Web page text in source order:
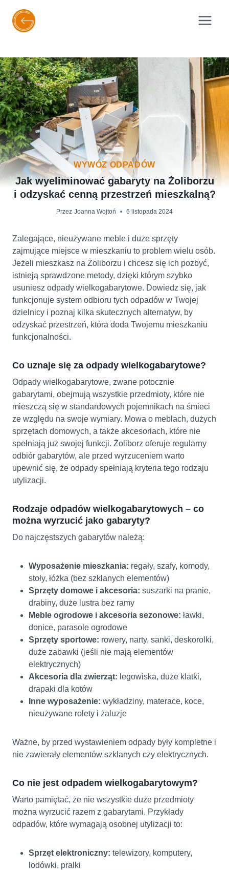
treści
WYWÓZ ODPADÓW
Jak wyeliminować gabaryty na Żoliborzu
i odzyskać cenną przestrzeń mieszkalną?
Przez Joanna Wojtoń 6 listopada 2024
Zalegające, nieużywane meble i duże sprzęty
zajmujące miejsce w mieszkaniu to problem wielu osób.
Jeżeli mieszkasz na Żoliborzu i chcesz się ich pozbyć,
istnieją sprawdzone metody, dzięki którym szybko
usuniesz odpady wielkogabarytowe. Dowiedz się, jak
funkcjonuje system odbioru tych odpadów w Twojej
dzielnicy i poznaj kilka skutecznych alternatyw, by
odzyskać przestrzeń, która doda Twojemu mieszkaniu
funkcjonalności.
Co uznaje się za odpady wielkogabarytowe?
Odpady wielkogabarytowe, zwane potocznie
gabarytami, obejmują wszystkie przedmioty, które nie
mieszczą się w standardowych pojemnikach na śmieci
ze względu na swoje wymiary. Mowa o meblach, dużych
sprzętach domowych, a także akcesoriach, które nie
spełniają już swojej funkcji. Żoliborz oferuje regularny
odbiór gabarytów, ale przed wyrzuceniem warto
upewnić się, że odpady spełniają kryteria tego rodzaju
utylizacji.
Rodzaje odpadów wielkogabarytowych – co
można wyrzucić jako gabaryty?
Do najczęstszych gabarytów należą:
Wyposażenie mieszkania: regały, szafy, komody,
stoły, łóżka (bez szklanych elementów)
Sprzęty domowe i akcesoria: suszarki na pranie,
drabiny, duże lustra bez ramy
Meble ogrodowe i akcesoria sezonowe: ławki,
donice, parasole ogrodowe
Sprzęty sportowe: rowery, narty, sanki, deskorolki,
duże zabawki (jeśli nie mają elementów
elektrycznych)
Akcesoria dla zwierząt: legowiska, duże klatki,
drapaki dla kotów
Inne wyposażenie: wykładziny, materace, koce,
nieużywane rolety i żaluzje
Ważne, by przed wystawieniem odpady były kompletne i
nie zawierały elementów szklanych czy elektrycznych.
Co nie jest odpadem wielkogabarytowym?
Warto pamiętać, że nie wszystkie duże przedmioty
można wyrzucić razem z gabarytami. Przykłady
odpadów, które wymagają osobnej utylizacji to:
Sprzęt elektroniczny: telewizory, komputery,
lodówki, pralki